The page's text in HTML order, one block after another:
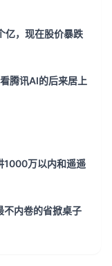
亿，现在股价暴跌
腾讯AI的后来居上
1000万以内和遥遥
不内卷的省掀桌子